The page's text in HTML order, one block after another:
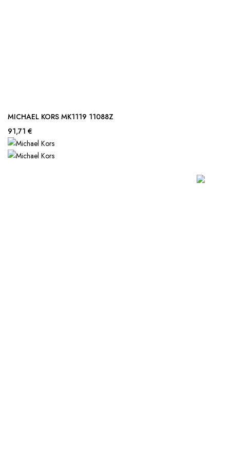
MICHAEL KORS MK1119 11088Z
91,71 €